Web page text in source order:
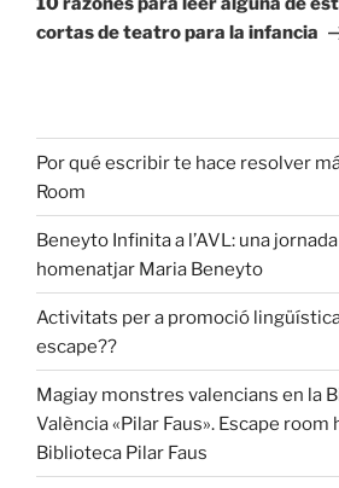
cortas de teatro para la infancia
Por qué escribir te hace resolver
Room
Beneyto Infinita a l’AVL: una
homenatjar Maria Beneyto
Activitats per a promoció
escape??
Magiay monstres valencians en la
València «Pilar Faus». Escape room
Biblioteca Pilar Faus